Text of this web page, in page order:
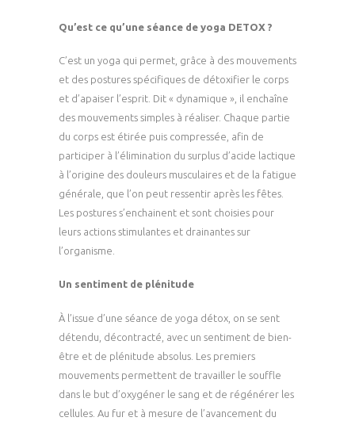
Qu’est ce qu’une séance de yoga DETOX ?
C’est un yoga qui permet, grâce à des mouvements
et des postures spécifiques de détoxifier le corps
et d’apaiser l’esprit. Dit « dynamique », il enchaîne
des mouvements simples à réaliser. Chaque partie
du corps est étirée puis compressée, afin de
participer à l’élimination du surplus d’acide lactique
à l’origine des douleurs musculaires et de la fatigue
générale, que l’on peut ressentir après les fêtes.
Les postures s’enchainent et sont choisies pour
leurs actions stimulantes et drainantes sur
l’organisme.
Un sentiment de plénitude
À l’issue d’une séance de yoga détox, on se sent
détendu, décontracté, avec un sentiment de bien-
être et de plénitude absolus. Les premiers
mouvements permettent de travailler le souffle
dans le but d’oxygéner le sang et de régénérer les
cellules. Au fur et à mesure de l’avancement du